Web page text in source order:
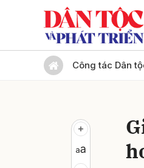
Công tác Dân